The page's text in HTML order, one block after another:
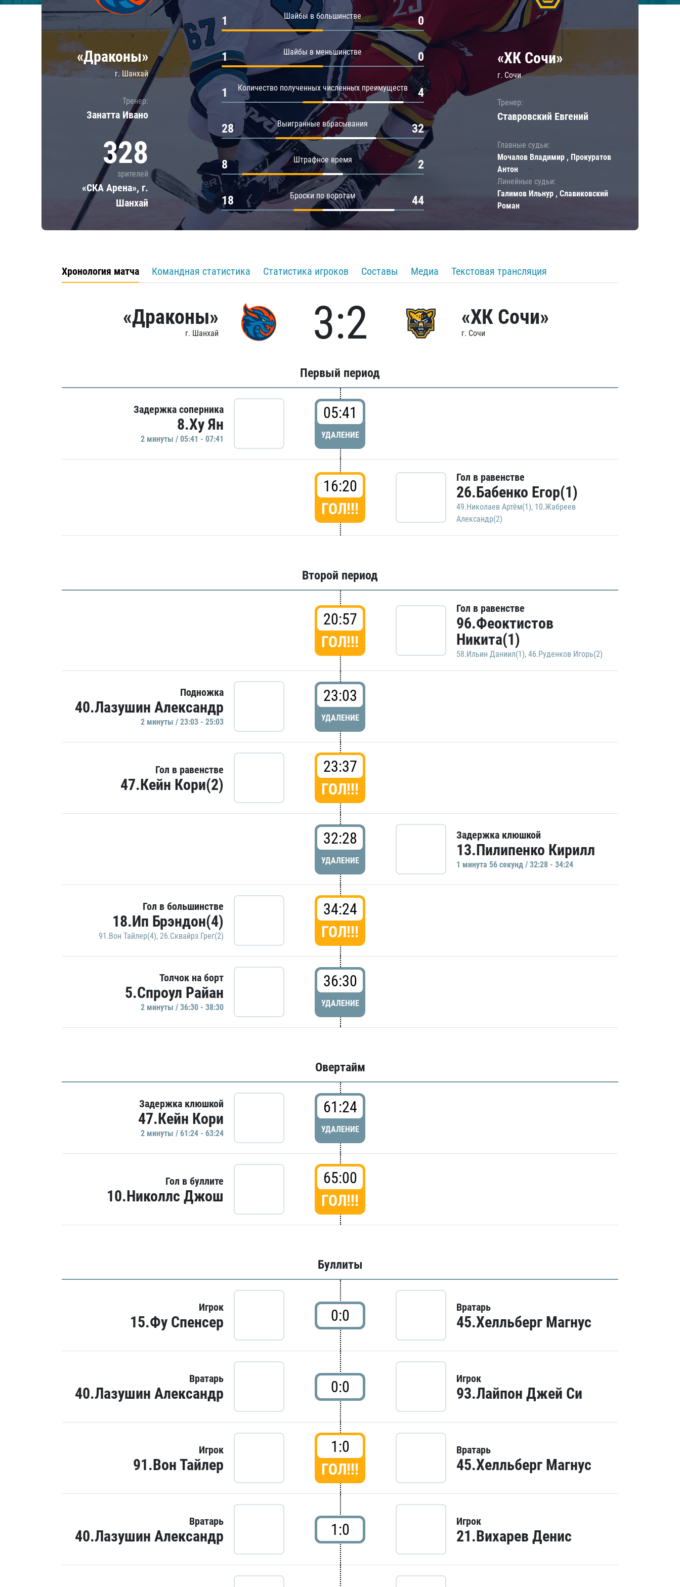
Локомотив
Шанхайские Драконы
Амур
Барыс
Салават Юлаев
«Драконы»
г. Шанхай
Тренер:
Занатта Иванo
328
зрителей
«СКА Арена», г.
Шанхай
Шайбы в большинстве
1 0
Шайбы в меньшинстве
1 0
Количество полученных численных преимуществ
1 4
Выигранные вбрасывания
28 32
Штрафное время
8 2
Броски по воротам
18 44
«ХК Сочи»
г. Сочи
Тренер:
Ставровский Евгений
Главные судьи:
Мочалов Владимир , Прокуратов
Антон
Линейные судьи:
Галимов Ильнур , Славиковский
Роман
Хронология матча Командная статистика Статистика игроков Составы Медиа Текстовая трансляция
«Драконы»
г. Шанхай 3:2 «ХК Сочи»
г. Сочи
Первый период
Задержка соперника
8.Ху Ян
2 минуты / 05:41 - 07:41
05:41
УДАЛЕНИЕ
16:20
ГОЛ!!!
Гол в равенстве
26.Бабенко Егор(1)
49.Николаев Артём(1), 10.Жабреев
Александр(2)
Второй период
20:57
ГОЛ!!!
Гол в равенстве
96.Феоктистов
Никита(1)
58.Ильин Даниил(1), 46.Руденков Игорь(2)
Подножка
40.Лазушин Александр
2 минуты / 23:03 - 25:03
23:03
УДАЛЕНИЕ
Гол в равенстве
47.Кейн Кори(2)
23:37
ГОЛ!!!
32:28
УДАЛЕНИЕ
Задержка клюшкой
13.Пилипенко Кирилл
1 минутa 56 секунд / 32:28 - 34:24
Гол в большинстве
18.Ип Брэндон(4)
91.Вон Тайлер(4), 26.Сквайрз Грег(2)
34:24
ГОЛ!!!
Толчок на борт
5.Спроул Райан
2 минуты / 36:30 - 38:30
36:30
УДАЛЕНИЕ
Овертайм
Задержка клюшкой
47.Кейн Кори
2 минуты / 61:24 - 63:24
61:24
УДАЛЕНИЕ
Гол в буллите
10.Николлс Джош
65:00
ГОЛ!!!
Буллиты
Игрок
15.Фу Спенсер 0:0 Вратарь
45.Хелльберг Магнус
Вратарь
40.Лазушин Александр 0:0 Игрок
93.Лайпон Джей Си
Игрок
91.Вон Тайлер
1:0
ГОЛ!!!
Вратарь
45.Хелльберг Магнус
Вратарь
40.Лазушин Александр 1:0 Игрок
21.Вихарев Денис